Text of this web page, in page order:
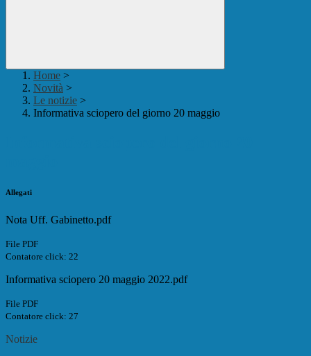
Home >
Novità >
Le notizie >
Informativa sciopero del giorno 20 maggio
Allegati
Nota Uff. Gabinetto.pdf
File PDF
Contatore click: 22
Informativa sciopero 20 maggio 2022.pdf
File PDF
Contatore click: 27
Notizie